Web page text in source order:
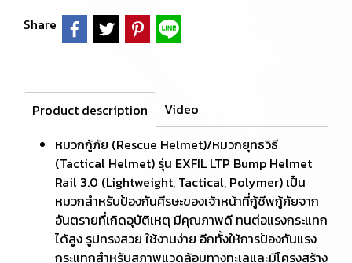
Share
Product description
Video
หมวกกู้ภัย (Rescue Helmet)/หมวกยุทธวิธี
(Tactical Helmet) รุ่น EXFIL LTP Bump Helmet
Rail 3.0 (Lightweight, Tactical, Polymer) เป็น
หมวกสำหรับป้องกันศีรษะของเจ้าหน้าที่กู้ชีพกู้ภัยจาก
อันตรายที่เกิดอุบัติเหตุ มีคุณภาพดี ทนต่อแรงกระแทก
ได้สูง รูปทรงสวย ใช้งานง่าย อีกทั้งให้การป้องกันแรง
กระแทกสำหรับสภาพแวดล้อมทางทะเลและมีโครงสร้าง